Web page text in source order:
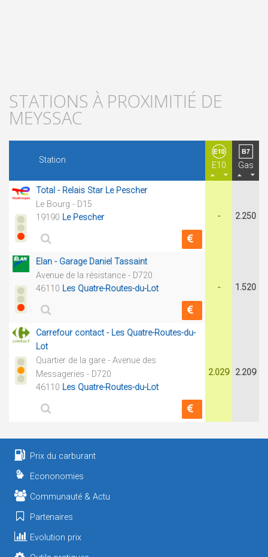
STATIONS À PROXIMITIÉ DE
MEYSSAC
Station
E10 Gas
Total - Relais Star Le Pescher
Le Bourg - D15
19190 Le Pescher - 2.250
Elan - Garage Daniel Tassaint
Avenue de la résistance - D720
46110 Les Quatre-Routes-du-Lot - 1.520
Carrefour contact - Les Quatre-Routes-du-
Lot
Quartier de la gare - Avenue des
Messageries - D720
46110 Les Quatre-Routes-du-Lot
2.029 2.209
Prix du carburant
Econonomies
Communauté & Actu
Partenaires
Evolution prix